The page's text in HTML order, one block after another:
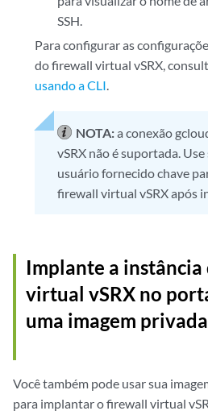
SSH.
Para configurar as
do firewall virtual vSRX,
usando a CLI.
NOTA:a conexão
vSRX não é suportada.
usuário fornecido chave
firewall virtual vSRX após
Implante a
virtual vSRX no
uma imagem
Você também pode usar sua
para implantar o firewall virtual